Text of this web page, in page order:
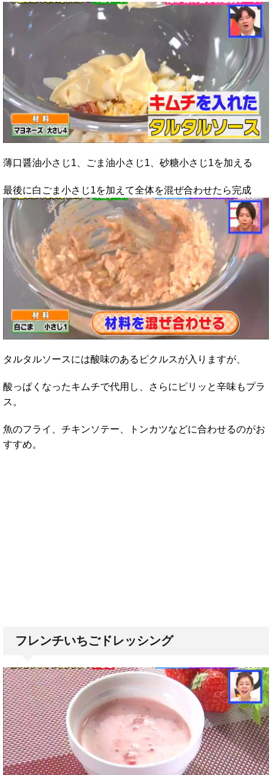
薄口醤油小さじ1、ごま油小さじ1、砂糖小さじ1を加える
最後に白ごま小さじ1を加えて全体を混ぜ合わせたら完成
タルタルソースには酸味のあるピクルスが入りますが、
酸っぱくなったキムチで代用し、さらにピリッと辛味もプラ
ス。
魚のフライ、チキンソテー、トンカツなどに合わせるのがお
すすめ。
フレンチいちごドレッシング